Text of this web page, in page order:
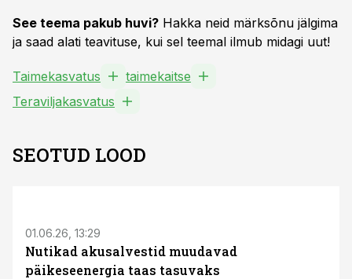
See teema pakub huvi? Hakka neid märksõnu jälgima
ja saad alati teavituse, kui sel teemal ilmub midagi uut!
Taimekasvatus
taimekaitse
Teraviljakasvatus
SEOTUD LOOD
01.06.26, 13:29
Nutikad akusalvestid muudavad
päikeseenergia taas tasuvaks